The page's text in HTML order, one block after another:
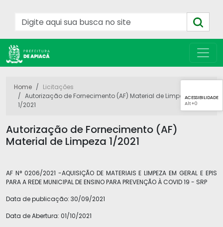
ACESSIBILIDADE
Alt+0
Home
Licitações
Autorização de Fornecimento (AF) Material de Limpeza
1/2021
Autorização de Fornecimento (AF)
Material de Limpeza 1/2021
AF N° 0206/2021 -AQUISIÇÃO DE MATERIAIS E LIMPEZA EM GERAL E EPIS
PARA A REDE MUNICIPAL DE ENSINO PARA PREVENÇÃO À COVID 19 - SRP
Data de publicação: 30/09/2021
Data de Abertura: 01/10/2021